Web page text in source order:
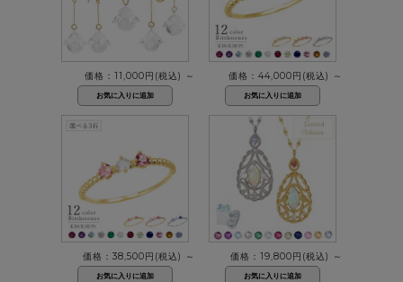
価格：11,000円(税込) ～ 価格：44,000円(税込) ～
価格：38,500円(税込) ～ 価格：19,800円(税込) ～